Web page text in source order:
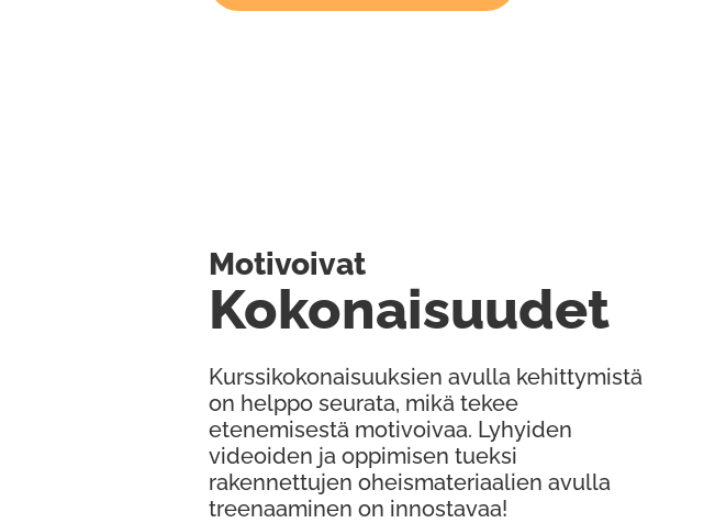
Kurssikokonaisuuksien avulla kehittymistä
on helppo seurata, mikä tekee
etenemisestä motivoivaa. Lyhyiden
videoiden ja oppimisen tueksi
rakennettujen oheismateriaalien avulla
treenaaminen on innostavaa!
Kokonaisuudet
Motivoivat